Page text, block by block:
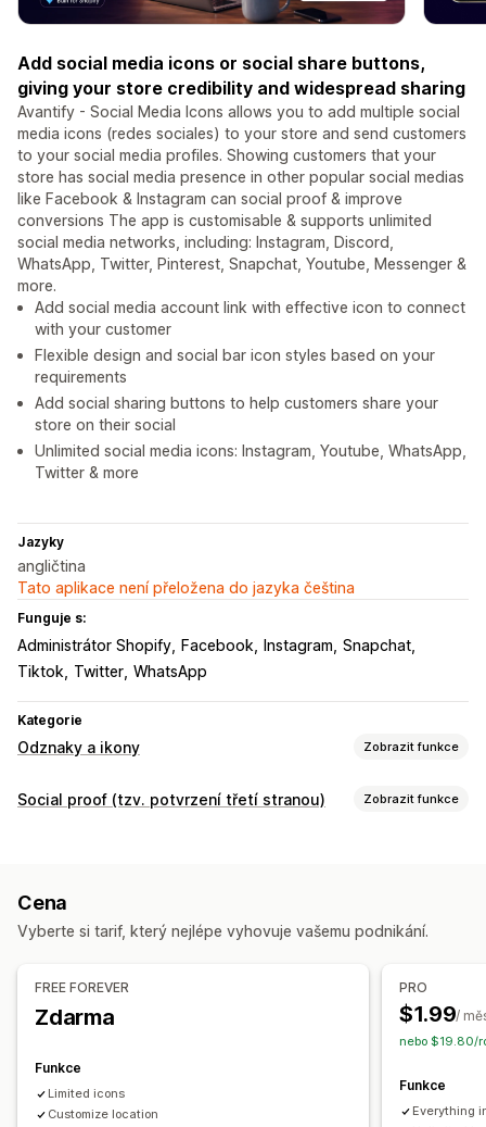
Add social media icons or social share buttons,
giving your store credibility and widespread sharing
Avantify - Social Media Icons allows you to add multiple social
media icons (redes sociales) to your store and send customers
to your social media profiles. Showing customers that your
store has social media presence in other popular social medias
like Facebook & Instagram can social proof & improve
conversions The app is customisable & supports unlimited
social media networks, including: Instagram, Discord,
WhatsApp, Twitter, Pinterest, Snapchat, Youtube, Messenger &
more.
Add social media account link with effective icon to connect
with your customer
Flexible design and social bar icon styles based on your
requirements
Add social sharing buttons to help customers share your
store on their social
Unlimited social media icons: Instagram, Youtube, WhatsApp,
Twitter & more
Jazyky
angličtina
Tato aplikace není přeložena do jazyka čeština
Funguje s:
Administrátor Shopify Facebook Instagram Snapchat
Tiktok Twitter WhatsApp
Kategorie
Odznaky a ikony Zobrazit funkce
Typy ikon
Animace
Styl
Velikost
Popisky
Specifické podle zařízení
Pozice ikon
Oznamovací lišta
Vlastní stránky
Stránky kolekcí
Zápatí
Social proof (tzv. potvrzení třetí stranou) Zobrazit funkce
Cena
Vyberte si tarif, který nejlépe vyhovuje vašemu podnikání.
FREE FOREVER
Zdarma
Funkce
Limited icons
Customize location
PRO
$1.99/
nebo $19.80/
Funkce
Everything